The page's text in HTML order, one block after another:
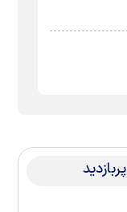
پربازدید